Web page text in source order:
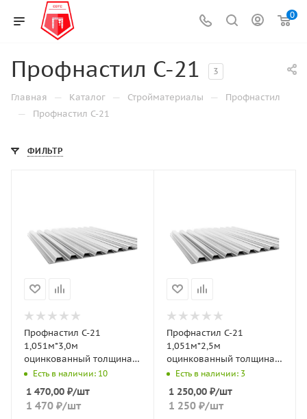
0
Профнастил С-21 3
Главная — Каталог — Стройматериалы — Профнастил
— Профнастил С-21
ФИЛЬТР
Профнастил С-21
1,051м*3,0м
оцинкованный толщина
0,45мм
Есть в наличии: 10
1 470,00 ₽/шт
1 470 ₽/шт
Профнастил С-21
1,051м*2,5м
оцинкованный толщина
0,45мм
Есть в наличии: 3
1 250,00₽/шт
1 250₽/шт